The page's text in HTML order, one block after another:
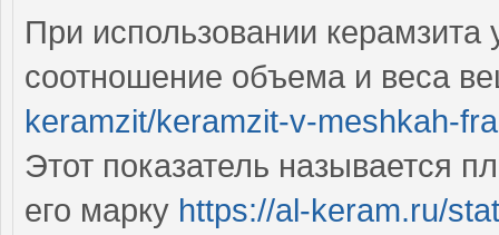
При использовании
соотношение объема и веса
keramzit/keramzit-v-meshkah-
Этот показатель называется
его марку https://al-keram.ru/